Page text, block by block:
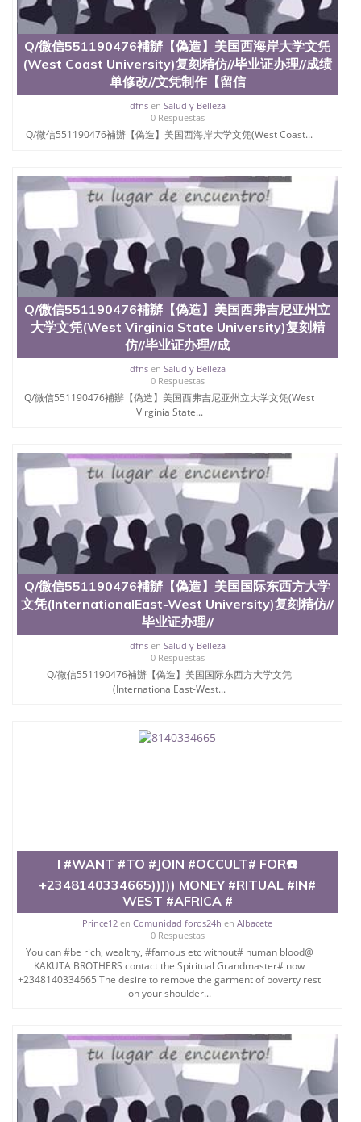
学院的毕业证成绩单所使用的材料，尺寸大小，防伪
结构（包括：水印，阴影底纹，钢印LOGO烫金烫
银，LOGO烫金烫银复合重叠。 文字图案浮雕，激光
镭射，紫外荧光，温感，复印防伪）都有原版本文凭
对照。质量得到了广大海外客户群体的认可，同时和
海外学校留学中介， 同时能做到与时俱进，及时掌握
各大院校的（毕业证，成绩单，资格证，学生卡，结
业证，录取通知书，在读证明等相关材料）的版本更
新信息， 能够在时间掌握的海外学历文凭的样版，尺
们在保证合理定价的同时，坚持较高性价比，通过品
质和效率不断优化，为您倾情诠释什么是高性价比。
咨询顾问：Sam q/微信:551190476 Q/微
信:551190476办理毕业证成绩单、教育部认证,录取通
知书，雅思，留学回国证明.
公司专业制作、办理、仿制、成绩单文凭、改成绩、
教育部学历学位认证、毕业证、成绩单、文凭、学历
文凭、假文凭假毕业证假学历书制作、假制作、办
理、仿制学位证书、毕业证文凭、文凭毕业证、毕业
证认证、留服认证、使馆认证、使馆证明、使馆留学
回国人员证明、留学生认证、学历认证、文凭认证学
位认证、留学生学历认证、留学生学位认证、英国文
凭学历、美国文凭学历、澳洲文凭学历、加拿大文凭
学历、新西兰学历认证等q:551190476 微信：
551190476 圣何塞州立大学毕业证（San Jose State
University）圣何塞州立大学成绩单（San Jose State
University）圣何塞州立大学成绩单（ San Jose State
University）圣何塞州立大学成绩单（San Jose State
University）成绩单圣何塞州立大学文凭（San Jose
State University）圣何塞州立大学（San Jose State
University）圣何塞州立大学（San Jose State
University）圣何塞州立大学（ San Jose State
University）圣何塞州立大学（San Jose State
University）圣何塞州立大学文凭（San Jose State
University）圣何塞州立大学文凭（San Jose State
University）文凭圣何塞州立大学文凭（San Jose
State University）圣何塞州立大学学历（ San Jose
State University）圣何塞州立大学学历（San Jose
State University）圣何塞州立大学学历（San Jose
State University）圣 塞州立大学学历（San Jose
State University）圣何塞州立大学（San Jose State
University）圣何塞州立大学（San Jose State
University）圣何塞州立大学学位证（San Jose State
University）圣何塞州立大学学位证（San Jose State
University）圣何塞州立大学学位证（San Jose State
University）圣何塞州立大学结业证（San Jose State
University）圣何塞州立大学结业证（San Jose State
University）圣何塞州立大学结业证（San Jose State
University）圣何塞州立大学学位证（San Jose State
University）圣何塞州立大学学位证（San Jose State
University）圣何塞州立大学学历证书（San Jose
State University）圣何塞州立大学学历证书（San
Jose State University）圣何塞州立大学学历证书
学学历 绩单购买学位证书/澳洲读本科硕士做文凭/购
买澳洲大学毕业证成绩单假文凭学历
offieUniversityofSouthernQueensland 澳洲读书未毕
业找人做文凭学位qq微信551190476澳洲读CQU中央
昆士兰大学学历成绩单购买学位证书/澳洲读本科硕
士做文凭/购买澳洲大学毕业证成绩单假文凭学历办
Q/微信551190476補辦【偽造】美国西海岸大学文凭
(West Coast University)复刻精仿//毕业证办理//成绩
单修改//文凭制作【留信
dfnsen Salud y Belleza
0 Respuestas
Q/微信551190476補辦【偽造】美国西海岸大学文凭(West Coast...
Q/微信551190476補辦【偽造】美国西弗吉尼亚州立
大学文凭(West Virginia State University)复刻精
仿//毕业证办理//成
dfnsen Salud y Belleza
0 Respuestas
Q/微信551190476補辦【偽造】美国西弗吉尼亚州立大学文凭(West
Virginia State...
Q/微信551190476補辦【偽造】美国国际东西方大学
文凭(InternationalEast-West University)复刻精仿//
毕业证办理//
dfnsen Salud y Belleza
0 Respuestas
Q/微信551190476補辦【偽造】美国国际东西方大学文凭
(InternationalEast-West...
I #WANT #TO #JOIN #OCCULT# FOR☎️
+2348140334665))))) MONEY #RITUAL #IN#
WEST #AFRICA #
Prince12 enComunidad foros24h enAlbacete
0 Respuestas
You can #be rich, wealthy, #famous etc without# human blood@
KAKUTA BROTHERS contact the Spiritual Grandmaster# now
+2348140334665 The desire to remove the garment of poverty rest
on your shoulder...